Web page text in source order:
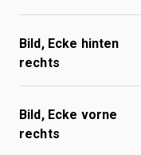
Bild, Ecke hinten
rechts
Bild, Ecke vorne
rechts